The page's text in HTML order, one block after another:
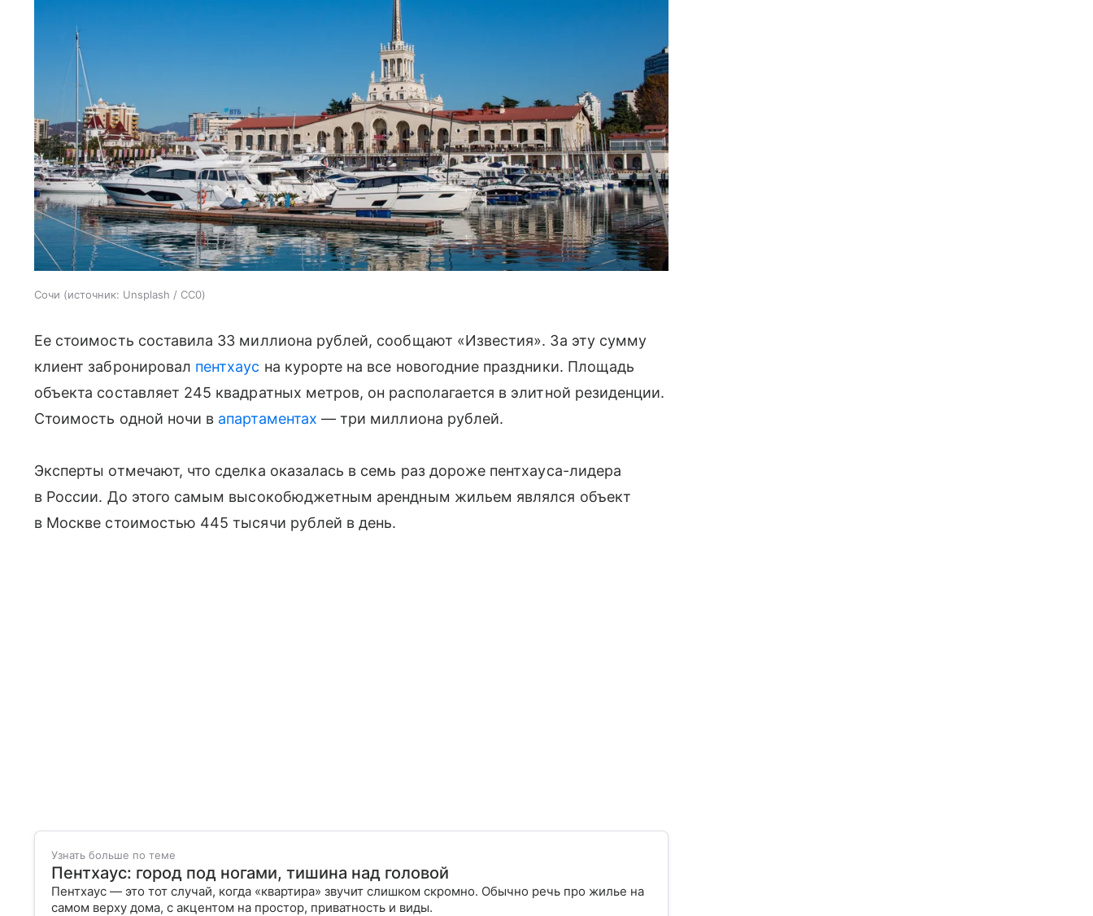
Сочи источник: Unsplash / CC0
Ее стоимость составила 33 миллиона рублей, сообщают «Известия». За эту сумму
клиент забронировал пентхаус на курорте на все новогодние праздники. Площадь
объекта составляет 245 квадратных метров, он располагается в элитной резиденции.
Стоимость одной ночи в апартаментах — три миллиона рублей.
Эксперты отмечают, что сделка оказалась в семь раз дороже пентхауса-лидера
в России. До этого самым высокобюджетным арендным жильем являлся объект
в Москве стоимостью 445 тысячи рублей в день.
Узнать больше по теме
Пентхаус: город под ногами, тишина над головой
Пентхаус — это тот случай, когда «квартира» звучит слишком скромно. Обычно речь про жилье на
самом верху дома, с акцентом на простор, приватность и виды.